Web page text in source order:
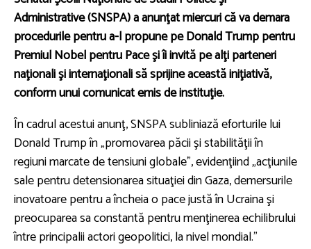
Administrative (SNSPA) a anunţat miercuri că va demara
procedurile pentru a-l propune pe Donald Trump pentru
Premiul Nobel pentru Pace şi îi invită pe alţi parteneri
naţionali şi internaţionali să sprijine această iniţiativă,
conform unui comunicat emis de instituţie.
În cadrul acestui anunţ, SNSPA subliniază eforturile lui
Donald Trump în „promovarea păcii şi stabilităţii în
regiuni marcate de tensiuni globale”, evidenţiind „acţiunile
sale pentru detensionarea situaţiei din Gaza, demersurile
inovatoare pentru a încheia o pace justă în Ucraina şi
preocuparea sa constantă pentru menţinerea echilibrului
între principalii actori geopolitici, la nivel mondial.”